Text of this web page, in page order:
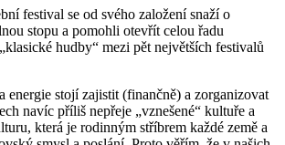
festival se od svého založení snaží o
stopu a pomohli otevřít celou řadu
hudby“ mezi pět největších festivalů
stojí zajistit (finančně) a zorganizovat
navíc příliš nepřeje „vznešené“ kultuře a
která je rodinným stříbrem každé země a